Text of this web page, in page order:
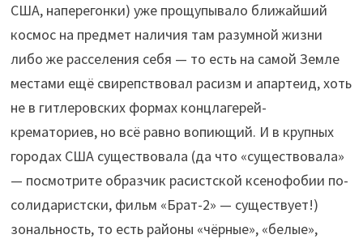
США, наперегонки) уже прощупывало ближайший
космос на предмет наличия там разумной жизни
либо же расселения себя — то есть на самой Земле
местами ещё свирепствовал расизм и апартеид, хоть
не в гитлеровских формах концлагерей-
крематориев, но всё равно вопиющий. И в крупных
городах США существовала (да что «существовала»
— посмотрите образчик расистской ксенофобии по-
солидаристски, фильм «Брат-2» — существует!)
зональность, то есть районы «чёрные», «белые»,